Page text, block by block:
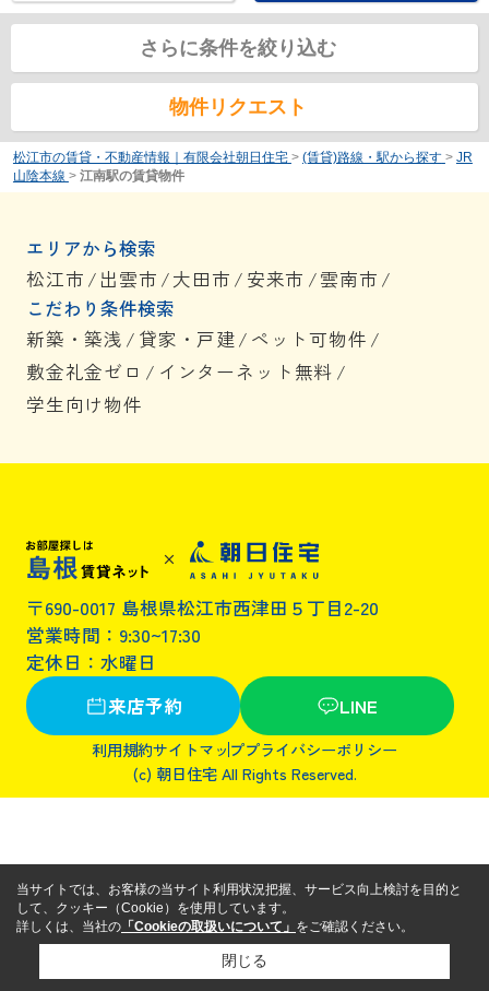
さらに条件を絞り込む
物件リクエスト
松江市の賃貸・不動産情報｜有限会社朝日住宅 > (賃貸)路線・駅から探す > JR
山陰本線 > 江南駅の賃貸物件
エリアから検索
松江市 / 出雲市 /大田市 / 安来市 /雲南市 /
こだわり条件検索
新築・築浅 / 貸家・戸建/ ペット可物件 /
敷金礼金ゼロ / インターネット無料 /
学生向け物件
〒690-0017 島根県松江市西津田５丁目2-20
営業時間：9:30~17:30
定休日：水曜日
来店予約
LINE
利用規約サイトマッププライバシーポリシー
(c) 朝日住宅 All Rights Reserved.
当サイトでは、お客様の当サイト利用状況把握、サービス向上検討を目的と
して、クッキー（Cookie）を使用しています。
詳しくは、当社の 「Cookieの取扱いについて」 をご確認ください。
閉じる